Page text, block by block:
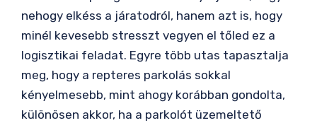
nehogy elkéss a járatodról, hanem azt is, hogy
minél kevesebb stresszt vegyen el tőled ez a
logisztikai feladat. Egyre több utas tapasztalja
meg, hogy a repteres parkolás sokkal
kényelmesebb, mint ahogy korábban gondolta,
különösen akkor, ha a parkolót üzemeltető